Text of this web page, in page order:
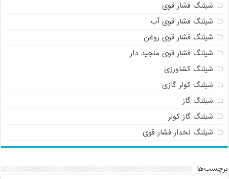
شیلنگ فشار قوی
شیلنگ فشار قوی آب
شیلنگ فشار قوی روغن
شیلنگ فشار قوی منجید دار
شیلنگ کشاورزی
شیلنگ کولر گازی
شیلنگ گاز
شیلنگ گاز کولر
شیلنگ نخدار فشار قوی
برچسب‌ها